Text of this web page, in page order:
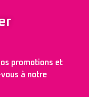
promotions et
à notre